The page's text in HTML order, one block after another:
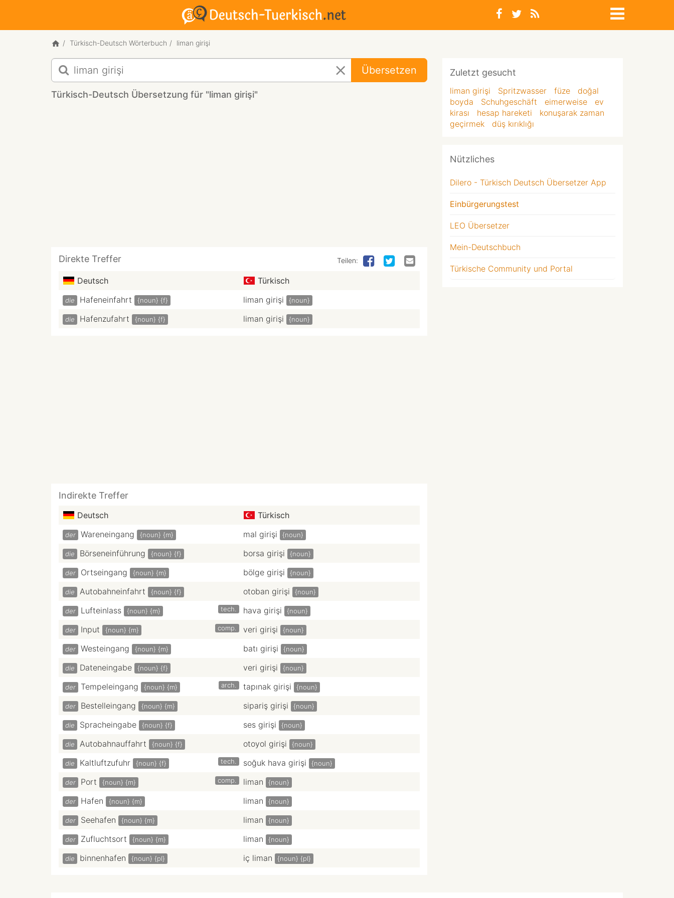
Türkisch-Deutsch Wörterbuch liman girişi
Türkisch-
Deutsch
Übersetzung
für
Übersetzen
Türkisch-Deutsch Übersetzung für "liman girişi"
Direkte Treffer Teilen:
Deutsch Türkisch
die Hafeneinfahrt {noun} {f} liman girişi {noun}
die Hafenzufahrt {noun} {f} liman girişi {noun}
Indirekte Treffer
Deutsch Türkisch
der Wareneingang {noun} {m} mal girişi {noun}
die Börseneinführung {noun} {f} borsa girişi {noun}
der Ortseingang {noun} {m} bölge girişi {noun}
die Autobahneinfahrt {noun} {f} otoban girişi {noun}
der Lufteinlass {noun} {m} tech. hava girişi {noun}
der Input {noun} {m} comp. veri girişi {noun}
der Westeingang {noun} {m} batı girişi {noun}
die Dateneingabe {noun} {f} veri girişi {noun}
der Tempeleingang {noun} {m} arch. tapınak girişi {noun}
der Bestelleingang {noun} {m} sipariş girişi {noun}
die Spracheingabe {noun} {f} ses girişi {noun}
die Autobahnauffahrt {noun} {f} otoyol girişi {noun}
die Kaltluftzufuhr {noun} {f} tech. soğuk hava girişi {noun}
der Port {noun} {m} comp. liman {noun}
der Hafen {noun} {m} liman {noun}
der Seehafen {noun} {m} liman {noun}
der Zufluchtsort {noun} {m} liman {noun}
die binnenhafen {noun} {pl} iç liman {noun} {pl}
Zuletzt gesucht
liman girişi Spritzwasser füze
doğal
boyda
Schuhgeschäft eimerweise
ev
kirası
hesap hareketi
konuşarak zaman
geçirmek
düş kırıklığı
Nützliches
Dilero - Türkisch Deutsch Übersetzer App
Einbürgerungstest
LEO Übersetzer
Mein-Deutschbuch
Türkische Community und Portal